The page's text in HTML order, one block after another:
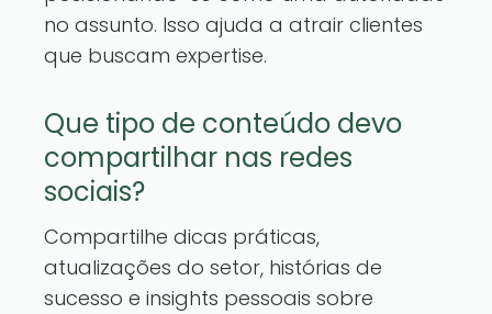
no assunto. Isso ajuda a atrair clientes
que buscam expertise.
Que tipo de conteúdo devo
compartilhar nas redes
sociais?
Compartilhe dicas práticas,
atualizações do setor, histórias de
sucesso e insights pessoais sobre